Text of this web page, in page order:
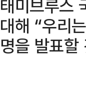
태미브루스
대해 “우리
명을 발표할